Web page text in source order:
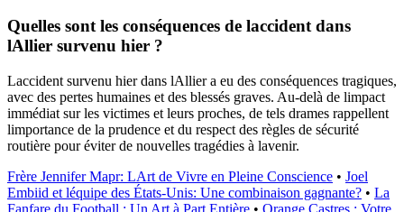
Quelles sont les conséquences de laccident dans
lAllier survenu hier ?
Laccident survenu hier dans lAllier a eu des conséquences tragiques,
avec des pertes humaines et des blessés graves. Au-delà de limpact
immédiat sur les victimes et leurs proches, de tels drames rappellent
limportance de la prudence et du respect des règles de sécurité
routière pour éviter de nouvelles tragédies à lavenir.
Frère Jennifer Mapr: LArt de Vivre en Pleine Conscience • Joel
Embiid et léquipe des États-Unis: Une combinaison gagnante? • La
Fanfare du Football : Un Art à Part Entière • Orange Castres : Votre